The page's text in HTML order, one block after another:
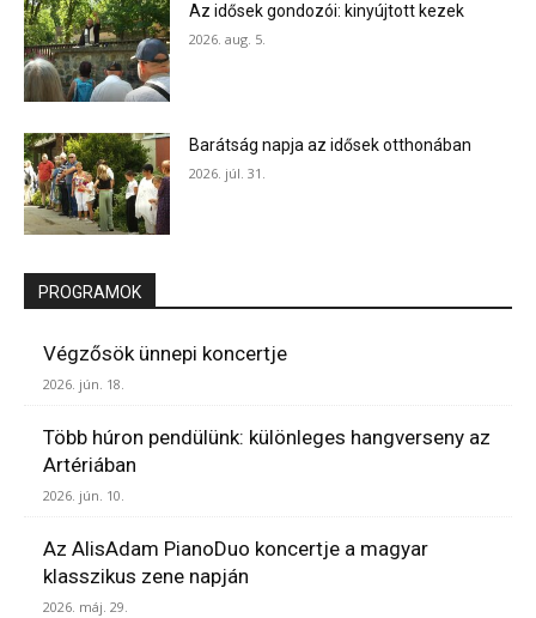
Az idősek gondozói: kinyújtott kezek
2026. aug. 5.
Barátság napja az idősek otthonában
2026. júl. 31.
PROGRAMOK
Végzősök ünnepi koncertje
2026. jún. 18.
Több húron pendülünk: különleges hangverseny az
Artériában
2026. jún. 10.
Az AlisAdam PianoDuo koncertje a magyar
klasszikus zene napján
2026. máj. 29.